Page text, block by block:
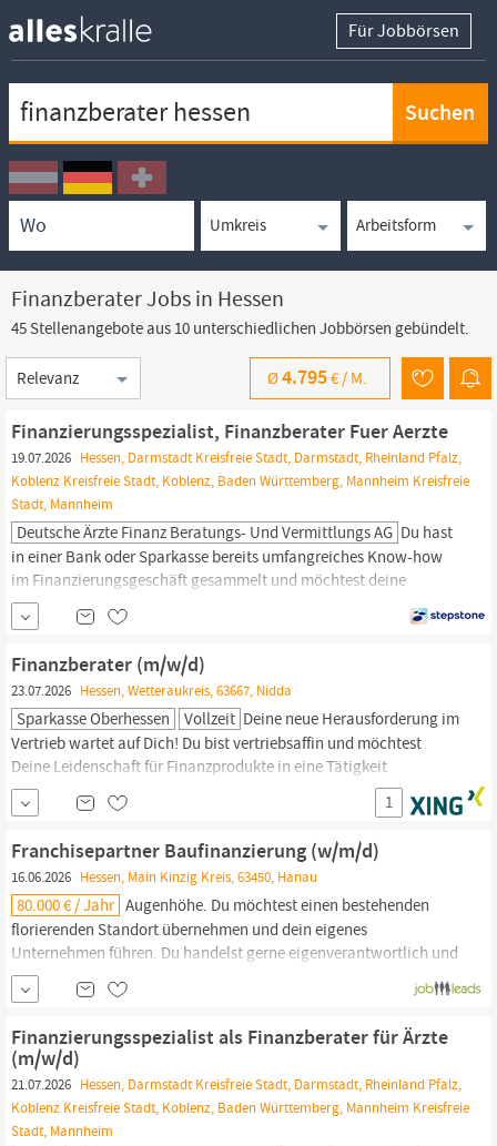
Für Jobbörsen
Ortssuche
Umkreissuche
Arbeitsform
Finanzberater Jobs in Hessen
45 Stellenangebote aus 10 unterschiedlichen Jobbörsen gebündelt.
Sortierung
Ø4.795€ / M.
Finanzierungsspezialist, Finanzberater Fuer Aerzte
19.07.2026 Hessen, Darmstadt Kreisfreie Stadt, Darmstadt, Rheinland Pfalz,
Koblenz Kreisfreie Stadt, Koblenz, Baden Württemberg, Mannheim Kreisfreie
Stadt, Mannheim
Deutsche Ärzte Finanz Beratungs- Und Vermittlungs AG Du hast
in einer Bank oder Sparkasse bereits umfangreiches Know-how
im Finanzierungsgeschäft gesammelt und möchtest deine
Karriere nun selbst gestalten – statt fremdbestimmt von starren
Bankstrukturen und Hierarchien zu sein? Oder du arbeitest bereits
Finanzberater:in
Zielgruppe mit hohem...
Finanzberater (m/w/d)
23.07.2026 Hessen, Wetteraukreis, 63667, Nidda
Sparkasse Oberhessen Vollzeit Deine neue Herausforderung im
Vertrieb wartet auf Dich! Du bist vertriebsaffin und möchtest
Deine Leidenschaft für Finanzprodukte in eine Tätigkeit
einbringen, bei der der Mensch im Mittelpunkt steht? Dann komm
zu uns nach Nidda! Als
(m/w/d) bei der Sparkasse
1
Franchisepartner Baufinanzierung (w/m/d)
16.06.2026 Hessen, Main Kinzig Kreis, 63450, Hanau
80.000 € / Jahr Augenhöhe. Du möchtest einen bestehenden
florierenden Standort übernehmen und dein eigenes
Unternehmen führen. Du handelst gerne eigenverantwortlich und
zielorientiert. Dafür stehst du Du verfügst über mehrjährige
Berufserfahrung als
mit Sachkunde im Sinne der
Wohnimmobilienkreditrichtlinie. Idealerweise konntest du erste
Erfahrungen...
Finanzierungsspezialist als Finanzberater für Ärzte
(m/w/d)
21.07.2026 Hessen, Darmstadt Kreisfreie Stadt, Darmstadt, Rheinland Pfalz,
Koblenz Kreisfreie Stadt, Koblenz, Baden Württemberg, Mannheim Kreisfreie
Stadt, Mannheim